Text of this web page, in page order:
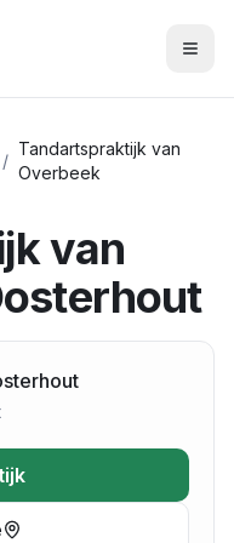
/
Tandartspraktijk van
Overbeek
van